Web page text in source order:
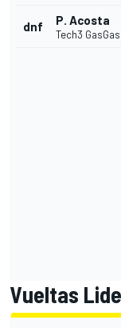
dnf P. Acosta
Tech3
Vueltas